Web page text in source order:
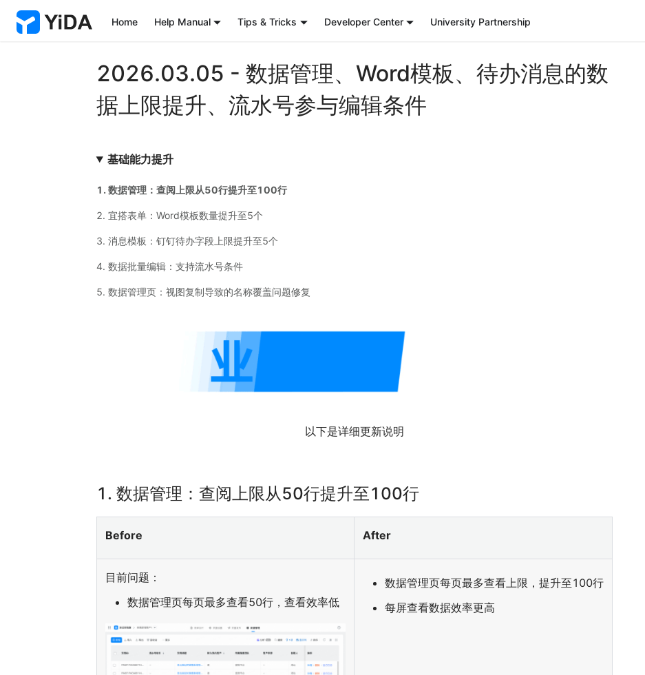
Home Help Manual Tips & Tricks Developer Center University Partnership
2026.03.05 - 数据管理、Word模板、待办消息的数
据上限提升、流水号参与编辑条件
基础能力提升
1. 数据管理：查阅上限从50行提升至100行
2. 宜搭表单：Word模板数量提升至5个
3. 消息模板：钉钉待办字段上限提升至5个
4. 数据批量编辑：支持流水号条件
5. 数据管理页：视图复制导致的名称覆盖问题修复
以下是详细更新说明
1. 数据管理：查阅上限从50行提升至100行
Before After
目前问题：
数据管理页每页最多查看50行，查看效率低
数据管理页每页最多查看上限，提升至100行
每屏查看数据效率更高